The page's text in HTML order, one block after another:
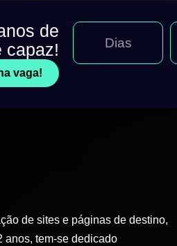
de
capaz!
vaga!
Dias
de sites e páginas de destino,
anos, tem-se dedicado